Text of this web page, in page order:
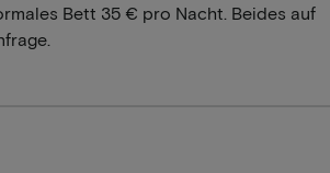
Bett 35 € pro Nacht. Beides auf